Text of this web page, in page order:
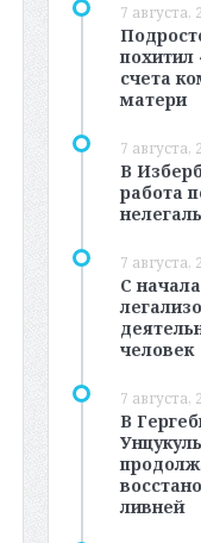
7 августа,
похитил
счета
матери
7 августа,
В
работа
7 августа,
С
человек
7 августа,
В
ливней